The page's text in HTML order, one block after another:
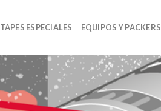
TAPES ESPECIALES EQUIPOS Y PACKERS